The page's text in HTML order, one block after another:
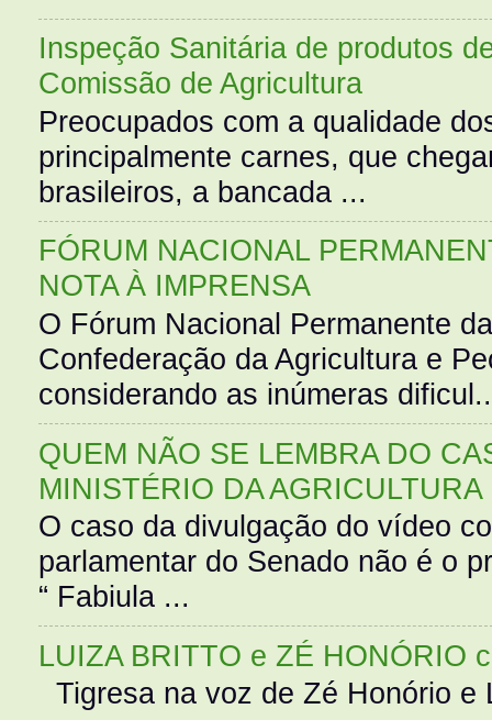
Inspeção Sanitária de produtos
Comissão de Agricultura
Preocupados com a qualidade
principalmente carnes, que
brasileiros, a bancada ...
FÓRUM NACIONAL
NOTA À IMPRENSA
O Fórum Nacional Permanente
Confederação da Agricultura e
considerando as inúmeras
QUEM NÃO SE LEMBRA DO
MINISTÉRIO DA AGRICULTURA
O caso da divulgação do vídeo
parlamentar do Senado não é o
“ Fabiula ...
LUIZA BRITTO e ZÉ HONÓRIO
Tigresa na voz de Zé Honório